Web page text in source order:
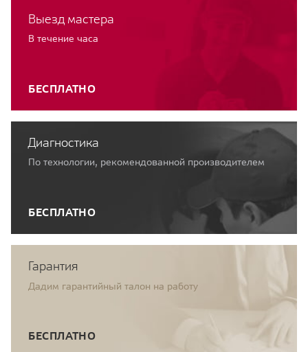
Выезд мастера
В течение часа
БЕСПЛАТНО
Диагностика
По технологии, рекомендованной производителем
БЕСПЛАТНО
Гарантия
Дадим гарантийный талон на работу
БЕСПЛАТНО